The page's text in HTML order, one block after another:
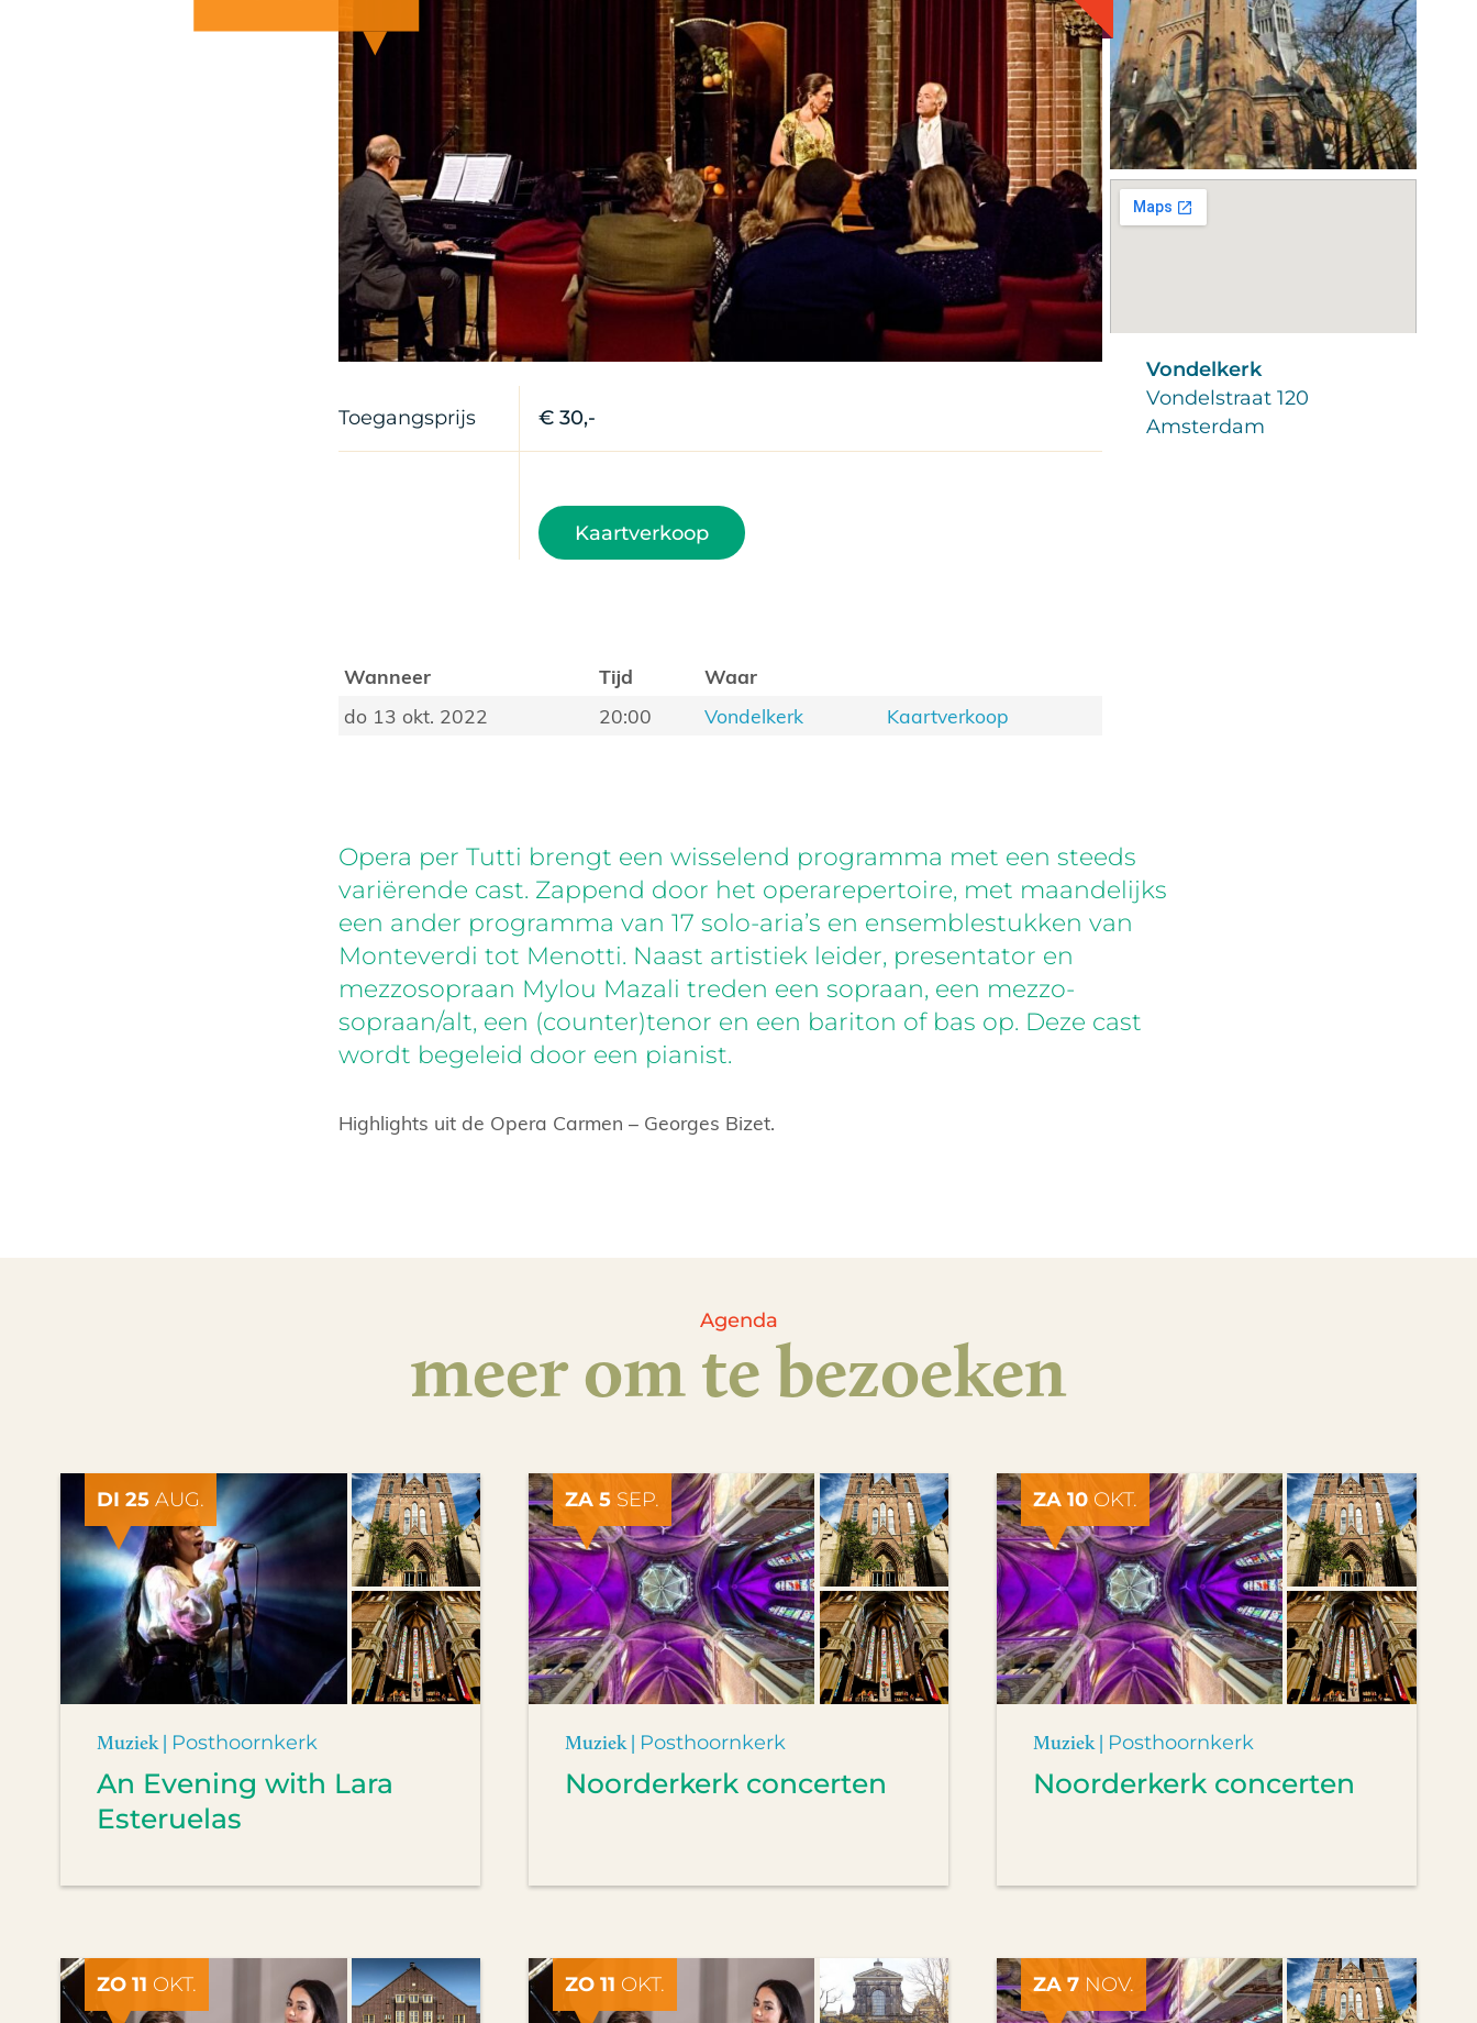
Copyright Arjen Veldt Fotografie
Toegangsprijs € 30,-
Kaartverkoop
Wanneer Tijd
Waar
do 13 okt. 2022
20:00 Vondelkerk Kaartverkoop
Vondelkerk
Vondelstraat 120
Amsterdam
Opera per Tutti brengt een wisselend programma met een steeds
variërende cast. Zappend door het operarepertoire, met maandelijks
een ander programma van 17 solo-aria’s en ensemblestukken van
Monteverdi tot Menotti. Naast artistiek leider, presentator en
mezzosopraan Mylou Mazali treden een sopraan, een mezzo-
sopraan/alt, een (counter)tenor en een bariton of bas op. Deze cast
wordt begeleid door een pianist.
Highlights uit de Opera Carmen – Georges Bizet.
Agenda
meer om te bezoeken
DI 25 AUG.
Muziek | Posthoornkerk
An Evening with Lara
Esteruelas
ZA 5SEP.
Muziek | Posthoornkerk
Noorderkerk concerten
ZA 10OKT.
Muziek | Posthoornkerk
Noorderkerk concerten
ZO 11 OKT. ZO 11 OKT. ZA 7NOV.